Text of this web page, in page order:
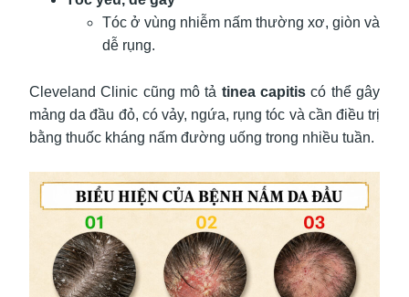
Tóc ở vùng nhiễm nấm thường xơ, giòn và
dễ rụng.
Cleveland Clinic cũng mô tả tinea capitis có thể gây
mảng da đầu đỏ, có vảy, ngứa, rụng tóc và cần điều trị
bằng thuốc kháng nấm đường uống trong nhiều tuần.